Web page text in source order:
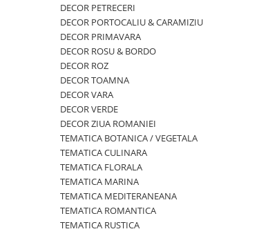
DELUXE LIGHT
DELUXE, 4 straturi
LINCLASS, High Quality
UNICE, Gama SPANLIN
PORT-TACAMURI
TRAVERSE DE MASA
AURIU, ARGINTIU & BRONZ
CULORI UNI
Cu IMPRIMEU
FETE DE MASA
NAPROANE MASA
DECOR PETRECERI
DECOR PORTOCALIU & CARAMIZIU
DECOR PRIMAVARA
DECOR ROSU & BORDO
DECOR ROZ
DECOR TOAMNA
DECOR VARA
DECOR VERDE
DECOR ZIUA ROMANIEI
TEMATICA BOTANICA / VEGETALA
TEMATICA CULINARA
TEMATICA FLORALA
TEMATICA MARINA
TEMATICA MEDITERANEANA
TEMATICA ROMANTICA
TEMATICA RUSTICA